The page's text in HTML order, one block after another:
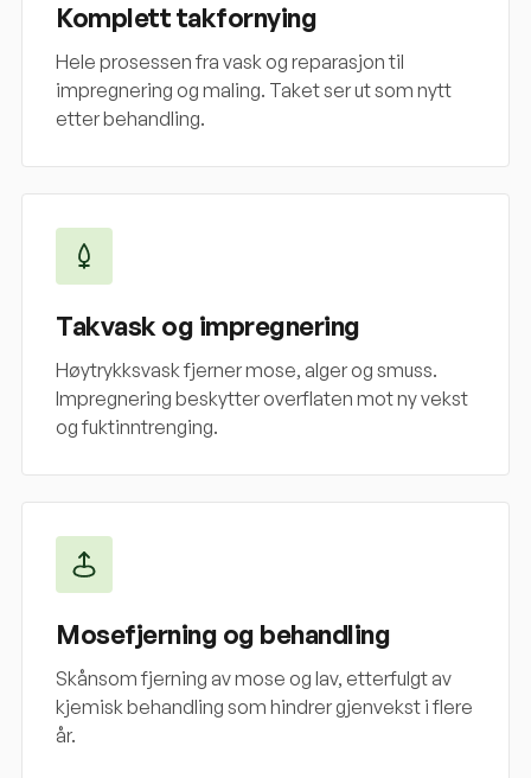
Komplett takfornying
Hele prosessen fra vask og reparasjon til
impregnering og maling. Taket ser ut som nytt
etter behandling.
Takvask og impregnering
Høytrykksvask fjerner mose, alger og smuss.
Impregnering beskytter overflaten mot ny vekst
og fuktinntrenging.
Mosefjerning og behandling
Skånsom fjerning av mose og lav, etterfulgt av
kjemisk behandling som hindrer gjenvekst i flere
år.